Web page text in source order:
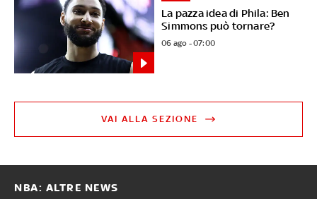
La pazza idea di Phila: Ben
Simmons può tornare?
06 ago - 07:00
VAI ALLA SEZIONE
NBA: ALTRE NEWS